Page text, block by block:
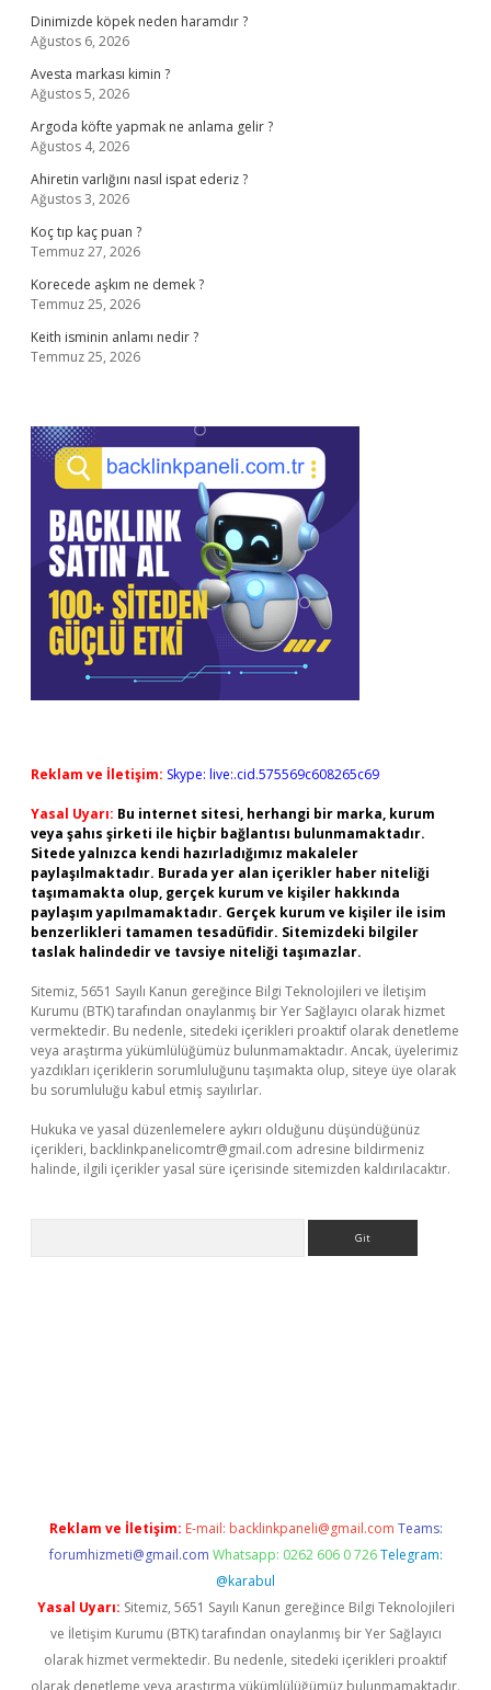
Dinimizde köpek neden haramdır ?
Ağustos 6, 2026
Avesta markası kimin ?
Ağustos 5, 2026
Argoda köfte yapmak ne anlama gelir ?
Ağustos 4, 2026
Ahiretin varlığını nasıl ispat ederiz ?
Ağustos 3, 2026
Koç tıp kaç puan ?
Temmuz 27, 2026
Korecede aşkım ne demek ?
Temmuz 25, 2026
Keith isminin anlamı nedir ?
Temmuz 25, 2026
Reklam ve İletişim: Skype: live:.cid.575569c608265c69
Yasal Uyarı: Bu internet sitesi, herhangi bir marka, kurum
veya şahıs şirketi ile hiçbir bağlantısı bulunmamaktadır.
Sitede yalnızca kendi hazırladığımız makaleler
paylaşılmaktadır. Burada yer alan içerikler haber niteliği
taşımamakta olup, gerçek kurum ve kişiler hakkında
paylaşım yapılmamaktadır. Gerçek kurum ve kişiler ile isim
benzerlikleri tamamen tesadüfidir. Sitemizdeki bilgiler
taslak halindedir ve tavsiye niteliği taşımazlar.
Sitemiz, 5651 Sayılı Kanun gereğince Bilgi Teknolojileri ve İletişim
Kurumu (BTK) tarafından onaylanmış bir Yer Sağlayıcı olarak hizmet
vermektedir. Bu nedenle, sitedeki içerikleri proaktif olarak denetleme
veya araştırma yükümlülüğümüz bulunmamaktadır. Ancak, üyelerimiz
yazdıkları içeriklerin sorumluluğunu taşımakta olup, siteye üye olarak
bu sorumluluğu kabul etmiş sayılırlar.
Hukuka ve yasal düzenlemelere aykırı olduğunu düşündüğünüz
içerikleri, backlinkpanelicomtr@gmail.com adresine bildirmeniz
halinde, ilgili içerikler yasal süre içerisinde sitemizden kaldırılacaktır.
Reklam ve İletişim: E-mail: backlinkpaneli@gmail.com Teams:
forumhizmeti@gmail.com Whatsapp: 0262 606 0 726 Telegram:
@karabul
Yasal Uyarı: Sitemiz, 5651 Sayılı Kanun gereğince Bilgi Teknolojileri
ve İletişim Kurumu (BTK) tarafından onaylanmış bir Yer Sağlayıcı
olarak hizmet vermektedir. Bu nedenle, sitedeki içerikleri proaktif
olarak denetleme veya araştırma yükümlülüğümüz bulunmamaktadır.